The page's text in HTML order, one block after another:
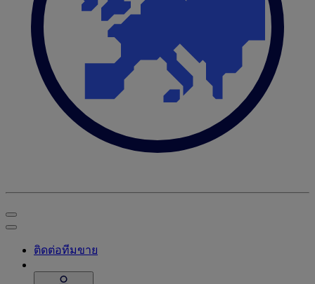
ติดต่อทีมขาย